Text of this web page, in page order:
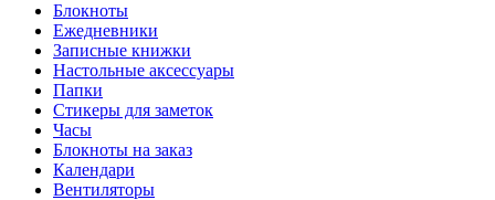
Блокноты
Ежедневники
Записные книжки
Настольные аксессуары
Папки
Стикеры для заметок
Часы
Блокноты на заказ
Календари
Вентиляторы